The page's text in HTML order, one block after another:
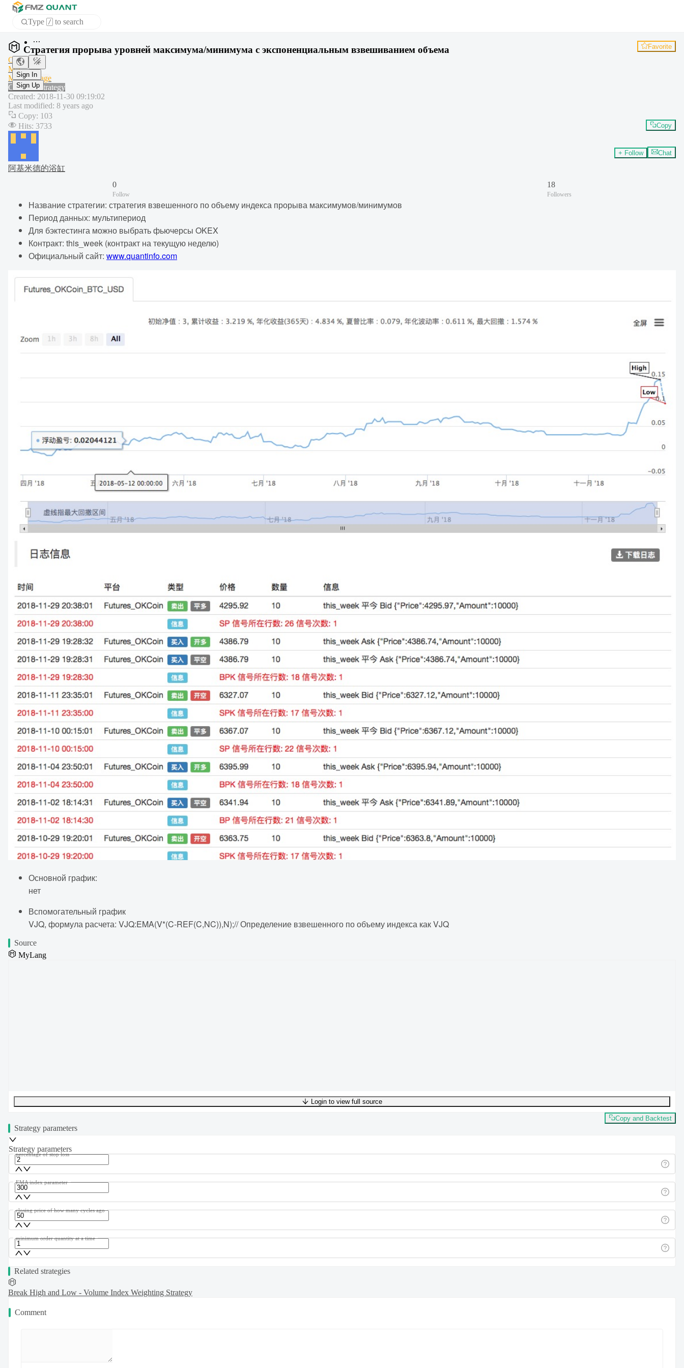
Type / to search
Home
APP
Sign In
Sign Up
Стратегия прорыва уровней максимума/минимума с экспоненциальным взвешиванием объема Favorite
OKEX
MA
MyLanguage
Common strategy
Created: 2018-11-30 09:19:02
Last modified: 8 years ago
Copy: 103
Hits: 3733 Copy
阿基米德的浴缸
+ Follow Chat
0
Follow
18
Followers
Название стратегии: стратегия взвешенного по объему индекса прорыва максимумов/минимумов
Период данных: мультипериод
Для бэктестинга можно выбрать фьючерсы OKEX
Контракт: this_week (контракт на текущую неделю)
Официальный сайт: www.quantinfo.com
Основной график:
нет
Вспомогательный график
VJQ, формула расчета: VJQ:EMA(V*(C-REF(C,NC)),N);// Определение взвешенного по объему индекса как VJQ
Source
MyLang
UTF-8329 bytes55 words0 linesLn 1,Col 0
Login to view full source
Copy and Backtest
Strategy parameters
Strategy parameters
percentage of stop loss
EMA index parameter
closing price of how many cycles ago
minimum order quantity at a time
Related strategies
Break High and Low - Volume Index Weighting Strategy
Comment